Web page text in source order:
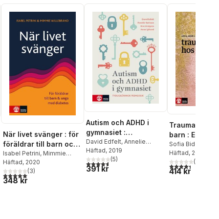
röster:
När livet svänger : för
föräldrar till barn och
unga med diabetes
Isabel Petrini, Mimmie
Willebrand
Häftad, 2020
5,0utav 5 stjärnor. Totalt antal röster:
(3)
348 kr
Autism och ADHD i
gymnasiet :
tydliggörande
pedagogik
David Edfelt, Annelie
Karlsson,Ann Lindgren
Anna Sjölund
Häftad, 2019
4,6utav 5 stjärnor. Totalt antal röster:
(5)
391 kr
barn : En
Sofia Bidö
Mannheimer
Samuelberg
Häftad, 2018
4,4utav 5(
414 kr